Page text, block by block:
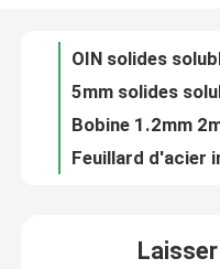
Visite d'usine
Contrôle de qualité
5mm solides